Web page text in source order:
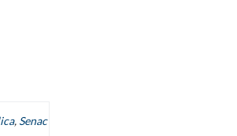
, Senac